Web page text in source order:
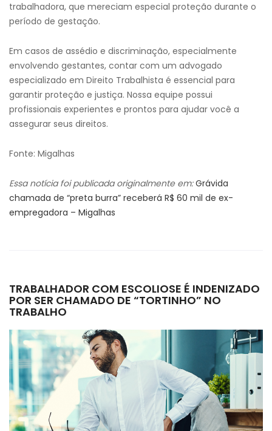
trabalhadora, que mereciam especial proteção durante o
período de gestação.
Em casos de assédio e discriminação, especialmente
envolvendo gestantes, contar com um advogado
especializado em Direito Trabalhista é essencial para
garantir proteção e justiça. Nossa equipe possui
profissionais experientes e prontos para ajudar você a
assegurar seus direitos.
Fonte: Migalhas
Essa notícia foi publicada originalmente em: Grávida
chamada de “preta burra” receberá R$ 60 mil de ex-
empregadora – Migalhas
TRABALHADOR COM ESCOLIOSE É INDENIZADO
POR SER CHAMADO DE “TORTINHO” NO
TRABALHO